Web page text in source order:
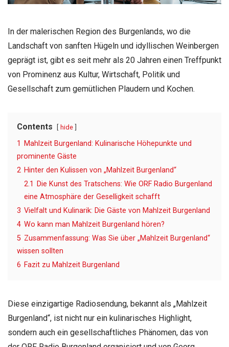
In der malerischen Region des Burgenlands, wo die
Landschaft von sanften Hügeln und idyllischen Weinbergen
geprägt ist, gibt es seit mehr als 20 Jahren einen Treffpunkt
von Prominenz aus Kultur, Wirtschaft, Politik und
Gesellschaft zum gemütlichen Plaudern und Kochen.
Contents hide
1
Mahlzeit Burgenland: Kulinarische Höhepunkte und
prominente Gäste
2 Hinter den Kulissen von „Mahlzeit Burgenland“
2.1
Die Kunst des Tratschens: Wie ORF Radio Burgenland
eine Atmosphäre der Geselligkeit schafft
3 Vielfalt und Kulinarik: Die Gäste von Mahlzeit Burgenland
4 Wo kann man Mahlzeit Burgenland hören?
5 Zusammenfassung: Was Sie über „Mahlzeit Burgenland“
wissen sollten
6 Fazit zu Mahlzeit Burgenland
Diese einzigartige Radiosendung, bekannt als „Mahlzeit
Burgenland“, ist nicht nur ein kulinarisches Highlight,
sondern auch ein gesellschaftliches Phänomen, das von